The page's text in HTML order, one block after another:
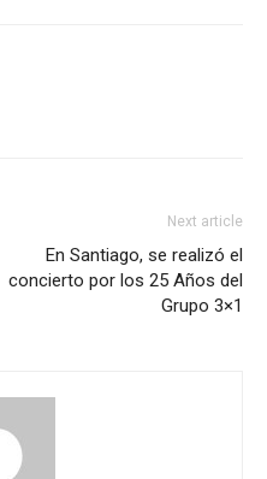
Next article
En Santiago, se realizó el
concierto por los 25 Años del
Grupo 3×1